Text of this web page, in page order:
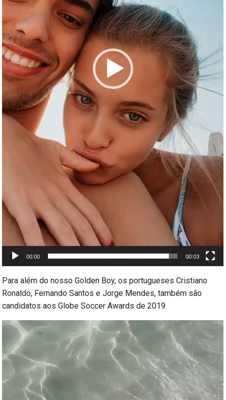
00:00 00:03
Para além do nosso Golden Boy, os portugueses Cristiano
Ronaldo, Fernando Santos e Jorge Mendes, também são
candidatos aos Globe Soccer Awards de 2019.
Reprodutor
vídeo